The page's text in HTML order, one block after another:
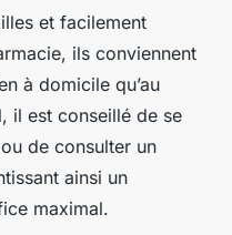
et facilement
ils conviennent
à domicile qu’au
il est conseillé de se
de consulter un
ainsi un
maximal.